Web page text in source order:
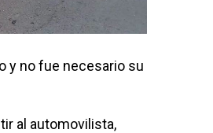
y no fue necesario su
al automovilista,